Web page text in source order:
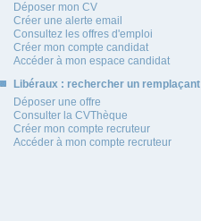
Déposer mon CV
Créer une alerte email
Consultez les offres d'emploi
Créer mon compte candidat
Accéder à mon espace candidat
Libéraux : rechercher un remplaçant
Déposer une offre
Consulter la CVThèque
Créer mon compte recruteur
Accéder à mon compte recruteur